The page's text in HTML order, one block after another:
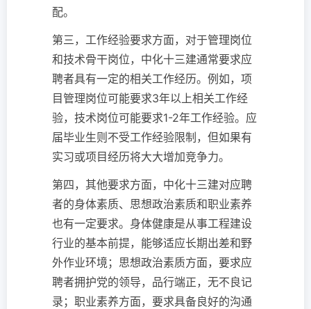
配。
第三，工作经验要求方面，对于管理岗位
和技术骨干岗位，中化十三建通常要求应
聘者具有一定的相关工作经历。例如，项
目管理岗位可能要求3年以上相关工作经
验，技术岗位可能要求1-2年工作经验。应
届毕业生则不受工作经验限制，但如果有
实习或项目经历将大大增加竞争力。
第四，其他要求方面，中化十三建对应聘
者的身体素质、思想政治素质和职业素养
也有一定要求。身体健康是从事工程建设
行业的基本前提，能够适应长期出差和野
外作业环境；思想政治素质方面，要求应
聘者拥护党的领导，品行端正，无不良记
录；职业素养方面，要求具备良好的沟通